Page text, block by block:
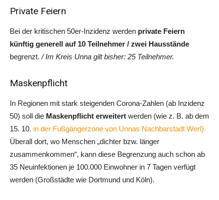
Private Feiern
Bei der kritischen 50er-Inzidenz werden private Feiern
künftig generell auf 10 Teilnehmer / zwei Hausstände
begrenzt./ Im Kreis Unna gilt bisher: 25 Teilnehmer.
Maskenpflicht
In Regionen mit stark steigenden Corona-Zahlen (ab Inzidenz
50) soll die Maskenpflicht erweitert werden (wie z. B. ab dem
15. 10. in der Fußgängerzone von Unnas Nachbarstadt Werl).
Überall dort, wo Menschen „dichter bzw. länger
zusammenkommen“, kann diese Begrenzung auch schon ab
35 Neuinfektionen je 100.000 Einwohner in 7 Tagen verfügt
werden (Großstädte wie Dortmund und Köln).